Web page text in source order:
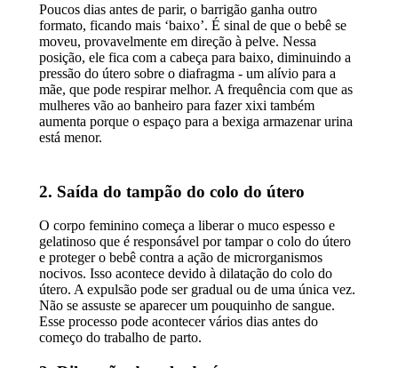
Poucos dias antes de parir, o barrigão ganha outro
formato, ficando mais ‘baixo’. É sinal de que o bebê se
moveu, provavelmente em direção à pelve. Nessa
posição, ele fica com a cabeça para baixo, diminuindo a
pressão do útero sobre o diafragma - um alívio para a
mãe, que pode respirar melhor. A frequência com que as
mulheres vão ao banheiro para fazer xixi também
aumenta porque o espaço para a bexiga armazenar urina
está menor.
2. Saída do tampão do colo do útero
O corpo feminino começa a liberar o muco espesso e
gelatinoso que é responsável por tampar o colo do útero
e proteger o bebê contra a ação de microrganismos
nocivos. Isso acontece devido à dilatação do colo do
útero. A expulsão pode ser gradual ou de uma única vez.
Não se assuste se aparecer um pouquinho de sangue.
Esse processo pode acontecer vários dias antes do
começo do trabalho de parto.